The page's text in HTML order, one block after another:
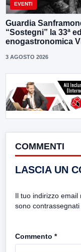
EVENTI
Guardia
“Sostegni” la 33ª
enogastronomica
3 AGOSTO 2026
COMMENTI
LASCIA UN
Il tuo indirizzo email
sono contrassegnati
Commento *